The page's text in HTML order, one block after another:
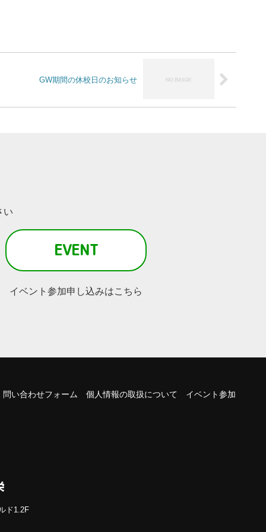
GW期間の休校日のお知らせ
い
EVENT
イベント参加申し込みはこちら
問い合わせフォーム 個人情報の取扱について イベント参加
ド1.2F